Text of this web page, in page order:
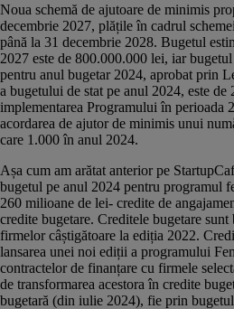
Noua schemă de ajutoare de minimis
decembrie 2027, plățile în cadrul
până la 31 decembrie 2028. Bugetul
2027 este de 800.000.000 lei, iar
pentru anul bugetar 2024, aprobat prin
a bugetului de stat pe anul 2024, este
implementarea Programului în perioada
acordarea de ajutor de minimis unui
care 1.000 în anul 2024.
Așa cum am arătat anterior pe
bugetul pe anul 2024 pentru programul
260 milioane de lei- credite de
credite bugetare. Creditele bugetare
firmelor câștigătoare la ediția 2022.
lansarea unei noi ediții a programului
contractelor de finanțare cu firmele
de transformarea acestora în credite
bugetară (din iulie 2024), fie prin